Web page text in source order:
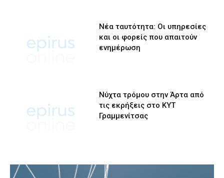
Νέα ταυτότητα: Οι υπηρεσίες
και οι φορείς που απαιτούν
ενημέρωση
Νύχτα τρόμου στην Άρτα από
τις εκρήξεις στο ΚΥΤ
Γραμμενίτσας